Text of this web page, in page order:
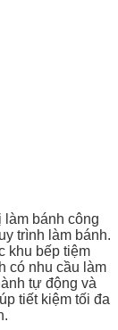
làm bánh công
trình làm bánh.
khu bếp tiệm
có nhu cầu làm
tự động và
tiết kiệm tối đa